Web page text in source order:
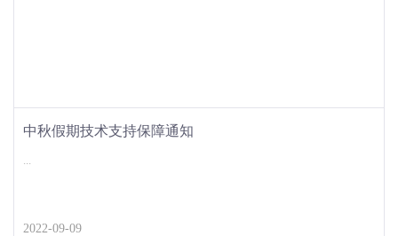
中秋假期技术支持保障通知
...
2022-09-09